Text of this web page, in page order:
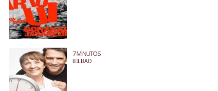
7 MINUTOS
BILBAO